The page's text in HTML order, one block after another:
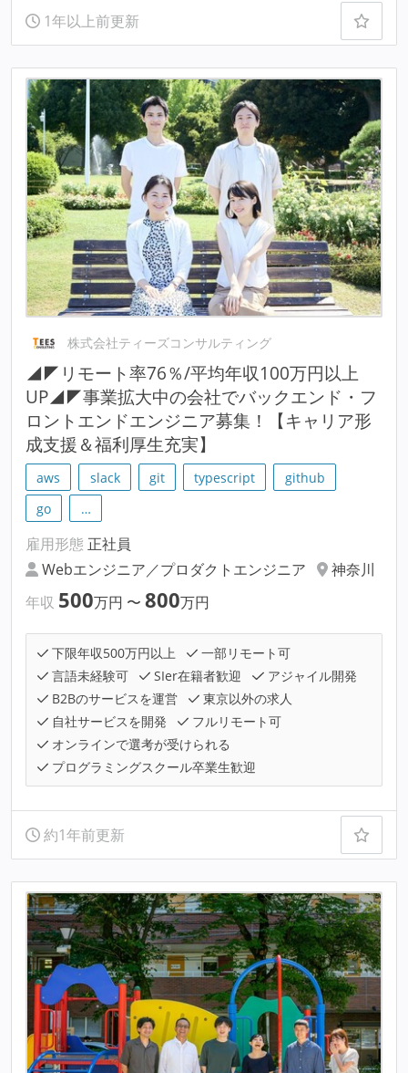
1年以上前更新
株式会社ティーズコンサルティング
◢◤リモート率76％/平均年収100万円以上
UP◢◤事業拡大中の会社でバックエンド・フ
ロントエンドエンジニア募集！【キャリア形
成支援＆福利厚生充実】
aws slack git typescript
github
go
…
雇用形態 正社員
Webエンジニア／プロダクトエンジニア
神奈川
年収 500万円 〜 800万円
下限年収500万円以上
一部リモート可
言語未経験可
SIer在籍者歓迎
アジャイル開発
B2Bのサービスを運営
東京以外の求人
自社サービスを開発
フルリモート可
オンラインで選考が受けられる
プログラミングスクール卒業生歓迎
約1年前更新